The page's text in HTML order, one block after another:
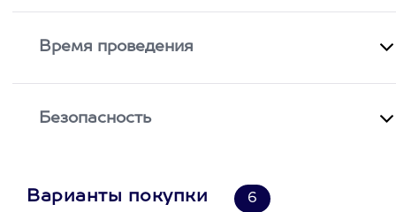
Время проведения
Безопасность
Варианты покупки 6